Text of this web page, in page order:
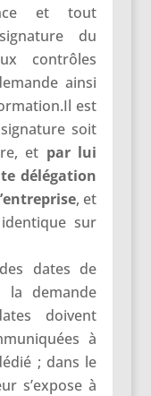
et tout
du
contrôles
ainsi
est
soit
et par lui
délégation
, et
sur
dates de
demande
doivent
à
; dans le
s’expose à